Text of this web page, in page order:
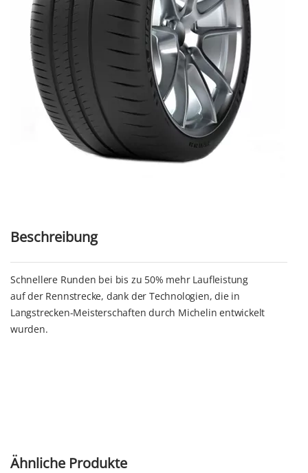
Beschreibung
Schnellere Runden bei bis zu 50% mehr Laufleistung
auf der Rennstrecke, dank der Technologien, die in
Langstrecken-Meisterschaften durch Michelin entwickelt
wurden.
Ähnliche Produkte